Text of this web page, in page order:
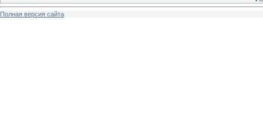
Полная версия сайта